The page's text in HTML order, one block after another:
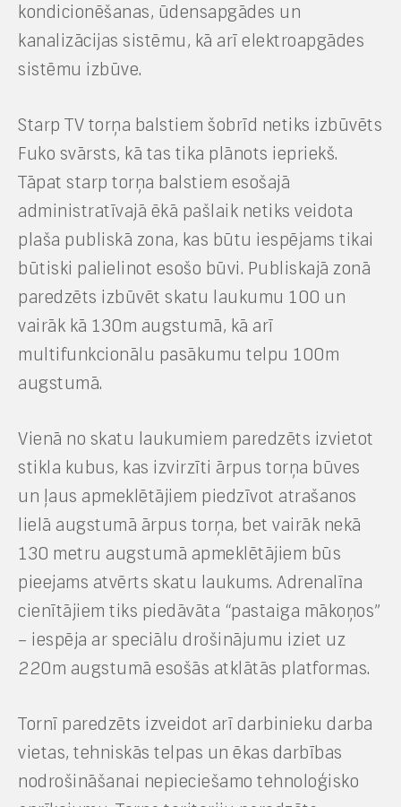
kondicionēšanas, ūdensapgādes un
kanalizācijas sistēmu, kā arī elektroapgādes
sistēmu izbūve.
Starp TV torņa balstiem šobrīd netiks izbūvēts
Fuko svārsts, kā tas tika plānots iepriekš.
Tāpat starp torņa balstiem esošajā
administratīvajā ēkā pašlaik netiks veidota
plaša publiskā zona, kas būtu iespējams tikai
būtiski palielinot esošo būvi. Publiskajā zonā
paredzēts izbūvēt skatu laukumu 100 un
vairāk kā 130m augstumā, kā arī
multifunkcionālu pasākumu telpu 100m
augstumā.
Vienā no skatu laukumiem paredzēts izvietot
stikla kubus, kas izvirzīti ārpus torņa būves
un ļaus apmeklētājiem piedzīvot atrašanos
lielā augstumā ārpus torņa, bet vairāk nekā
130 metru augstumā apmeklētājiem būs
pieejams atvērts skatu laukums. Adrenalīna
cienītājiem tiks piedāvāta “pastaiga mākoņos”
– iespēja ar speciālu drošinājumu iziet uz
220m augstumā esošās atklātās platformas.
Tornī paredzēts izveidot arī darbinieku darba
vietas, tehniskās telpas un ēkas darbības
nodrošināšanai nepieciešamo tehnoloģisko